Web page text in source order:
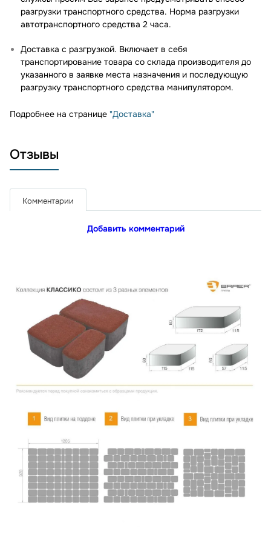
разгрузки транспортного средства. Норма разгрузки
автотранспортного средства 2 часа.
Доставка с разгрузкой. Включает в себя
транспортирование товара со склада производителя до
указанного в заявке места назначения и последующую
разгрузку транспортного средства манипулятором.
Подробнее на странице "Доставка"
Отзывы
Комментарии
Добавить комментарий